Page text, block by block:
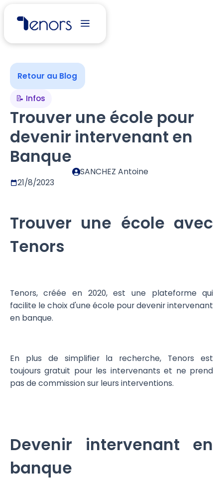
Retour au Blog
📝 Infos
Trouver une école pour
devenir intervenant en
Banque
SANCHEZ Antoine
21/8/2023
Trouver une école avec
Tenors
Tenors, créée en 2020, est une plateforme qui
facilite le choix d'une école pour devenir intervenant
en banque.
En plus de simplifier la recherche, Tenors est
toujours gratuit pour les intervenants et ne prend
pas de commission sur leurs interventions.
Devenir intervenant en
banque